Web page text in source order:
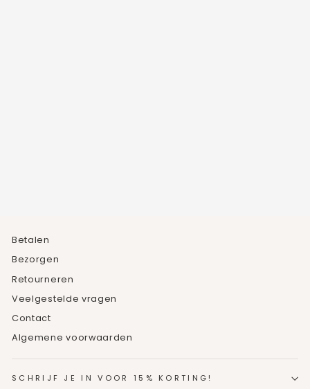
Betalen
Bezorgen
Retourneren
Veelgestelde vragen
Contact
Algemene voorwaarden
SCHRIJF JE IN VOOR 15% KORTING!